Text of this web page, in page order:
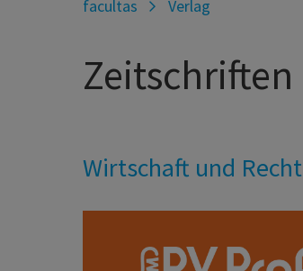
facultas Verlag
Zeitschriften
Wirtschaft und Recht